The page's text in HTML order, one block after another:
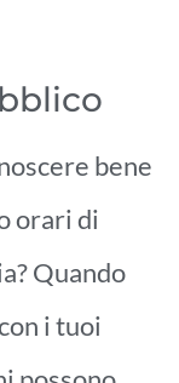
bene
orari di
Quando
i tuoi